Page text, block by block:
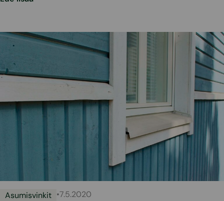
Asumisvinkit •7.5.2020